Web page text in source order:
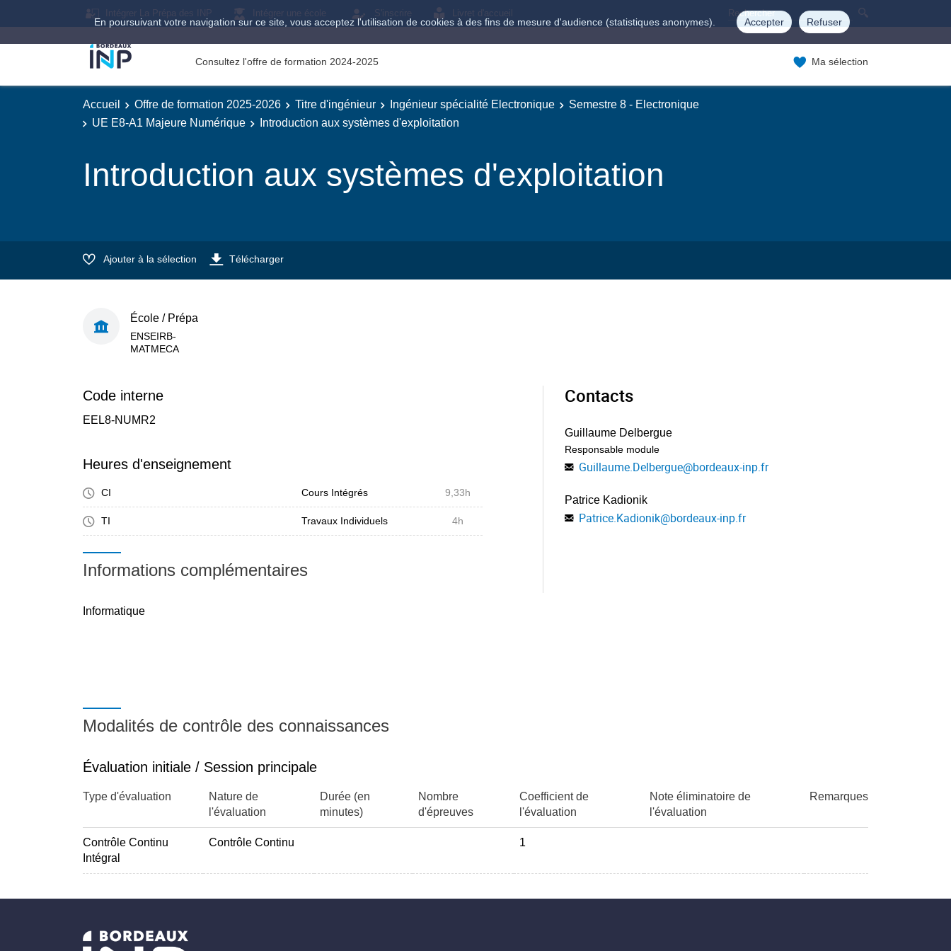
En poursuivant votre navigation sur ce site, vous acceptez l'utilisation de cookies à des fins de mesure d'audience (statistiques anonymes). Accepter Refuser
Intégrer La Prépa des INP Intégrer une école S'inscrire Livret d'accueil
Consultez l'offre de formation 2024-2025 Ma sélection
Accueil Offre de formation 2025-2026 Titre d'ingénieur Ingénieur spécialité Electronique
Semestre 8 - Electronique
UE E8-A1 Majeure Numérique
Introduction aux systèmes d'exploitation
Introduction aux systèmes d'exploitation
Ajouter à la sélection Télécharger
École / Prépa
ENSEIRB-
MATMECA
Code interne
EEL8-NUMR2
Heures d'enseignement
CI Cours Intégrés 9,33h
TI Travaux Individuels 4h
Informations complémentaires
Informatique
Contacts
Guillaume Delbergue
Responsable module
Guillaume.Delbergue@bordeaux-inp.fr
Patrice Kadionik
Patrice.Kadionik@bordeaux-inp.fr
Modalités de contrôle des connaissances
Évaluation initiale / Session principale
Type d'évaluation
Nature de
l'évaluation
Durée (en
minutes)
Nombre
d'épreuves
Coefficient de
l'évaluation
Note éliminatoire de
l'évaluation
Remarques
Contrôle Continu
Intégral
Contrôle Continu 1